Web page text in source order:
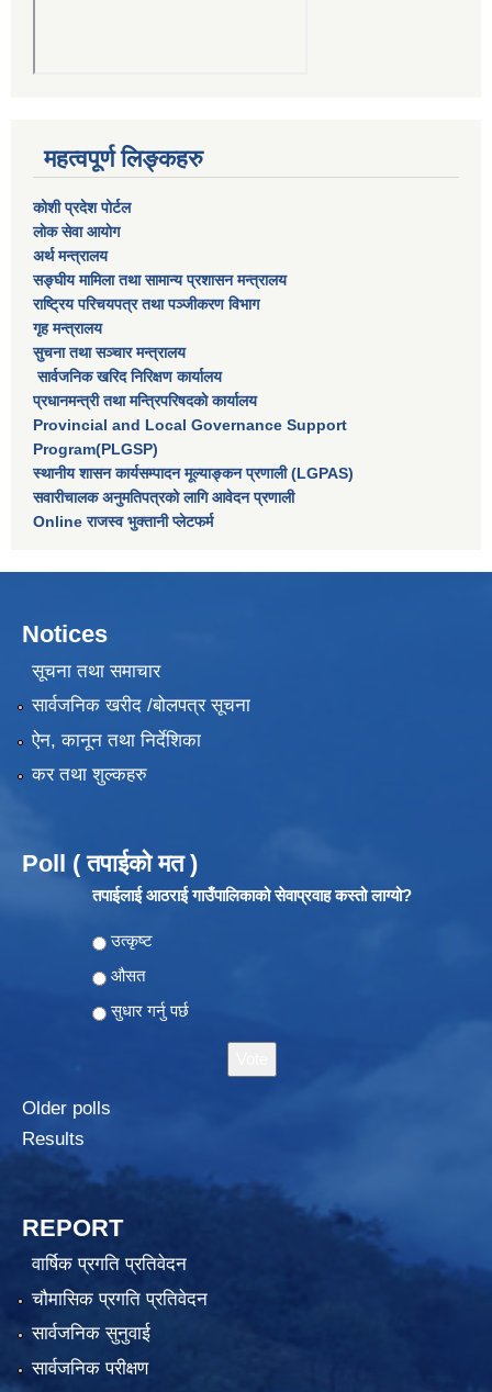
महत्वपूर्ण लिङ्कहरु
कोशी प्रदेश पोर्टल
लाेक सेवा आयाेग
अर्थ मन्त्रालय
सङ्घीय मामिला तथा सामान्य प्रशासन मन्त्रालय
राष्‍ट्रिय परिचयपत्र तथा पञ्‍जीकरण विभाग
गृह मन्त्रालय
सुचना तथा सञ्चार मन्त्रालय
सार्वजनिक खरिद निरिक्षण कार्यालय
प्रधानमन्त्री तथा मन्त्रिपरिषदकाे कार्यालय
Provincial and Local Governance Support
Program(PLGSP)
स्थानीय शासन कार्यसम्पादन मूल्याङ्कन प्रणाली (LGPAS)
सवारीचालक अनुमतिपत्रको लागि आवेदन प्रणाली
Online राजस्व भुक्तानी प्लेटफर्म
Notices
सूचना तथा समाचार
सार्वजनिक खरीद /बोलपत्र सूचना
ऐन, कानून तथा निर्देशिका
कर तथा शुल्कहरु
Poll ( तपाईको मत )
तपाईलाई आठराई गाउँपालिकाको सेवाप्रवाह कस्तो लाग्यो?
Choices
उत्कृष्ट
औसत
सुधार गर्नु पर्छ
Older polls
Results
REPORT
वार्षिक प्रगति प्रतिवेदन
चौमासिक प्रगति प्रतिवेदन
सार्वजनिक सुनुवाई
सार्वजनिक परीक्षण